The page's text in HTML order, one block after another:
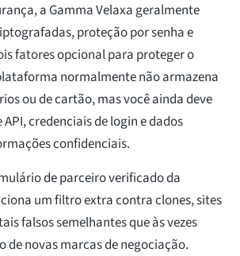
a Gamma Velaxa geralmente
proteção por senha e
fatores opcional para proteger o
normalmente não armazena
ou de cartão, mas você ainda deve
credenciais de login e dados
confidenciais.
de parceiro verificado da
um filtro extra contra clones, sites
falsos semelhantes que às vezes
de novas marcas de negociação.